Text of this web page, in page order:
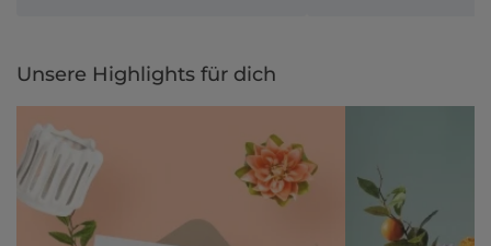
Unsere Highlights für dich